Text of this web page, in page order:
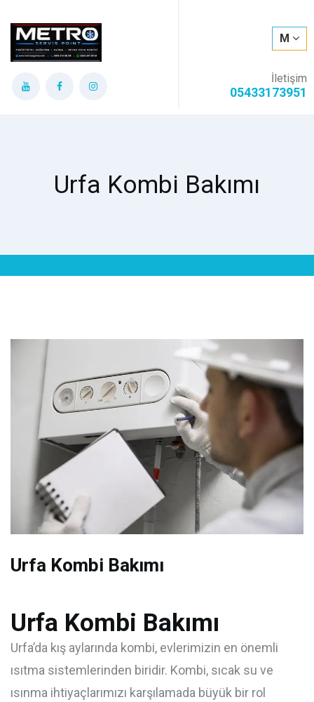
M
İletişim
05433173951
Urfa Kombi Bakımı
Urfa Kombi Bakımı
Urfa Kombi Bakımı
Urfa’da kış aylarında kombi, evlerimizin en önemli
ısıtma sistemlerinden biridir. Kombi, sıcak su ve
ısınma ihtiyaçlarımızı karşılamada büyük bir rol